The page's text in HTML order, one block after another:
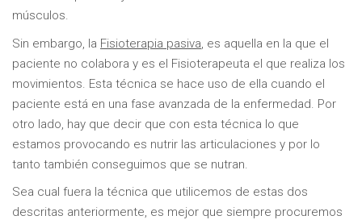
músculos.
Sin embargo, la Fisioterapia pasiva, es aquella en la que el
paciente no colabora y es el Fisioterapeuta el que realiza los
movimientos. Esta técnica se hace uso de ella cuando el
paciente está en una fase avanzada de la enfermedad. Por
otro lado, hay que decir que con esta técnica lo que
estamos provocando es nutrir las articulaciones y por lo
tanto también conseguimos que se nutran.
Sea cual fuera la técnica que utilicemos de estas dos
descritas anteriormente, es mejor que siempre procuremos